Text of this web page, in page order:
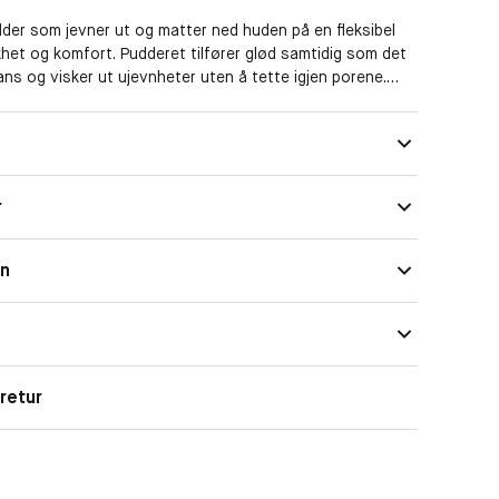
som jevner ut og matter ned huden på en fleksibel
og komfort. Pudderet tilfører glød samtidig som det
og visker ut ujevnheter uten å tette igjen porene.
som reduserer talgproduksjonen og forhindrer
huden myk og tilfører næring.
opp til middels dekning.
glans og gjør huden matt.